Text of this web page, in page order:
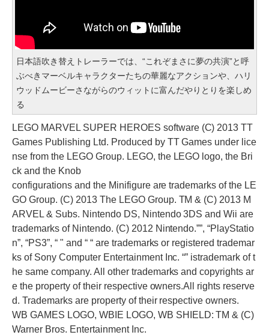
日本語吹き替えトレーラーでは、“これぞまさに夢の共演”と呼
ぶべきマーベルキャラクターたちの華麗なアクションや、ハリ
ウッドムービーさながらのウィットに富んだやりとりを楽しめ
る
LEGO MARVEL SUPER HEROES software (C) 2013 TT
Games Publishing Ltd. Produced by TT Games under lice
nse from the LEGO Group. LEGO, the LEGO logo, the Bri
ck and the Knob
configurations and the Minifigure are trademarks of the LE
GO Group. (C) 2013 The LEGO Group. TM & (C) 2013 M
ARVEL & Subs. Nintendo DS, Nintendo 3DS and Wii are
trademarks of Nintendo. (C) 2012 Nintendo.””, “PlayStatio
n”, “PS3”, “ " and “ “ are trademarks or registered trademar
ks of Sony Computer Entertainment Inc. “” istrademark of t
he same company. All other trademarks and copyrights ar
e the property of their respective owners.All rights reserve
d. Trademarks are property of their respective owners.
WB GAMES LOGO, WBIE LOGO, WB SHIELD: TM & (C)
Warner Bros. Entertainment Inc.